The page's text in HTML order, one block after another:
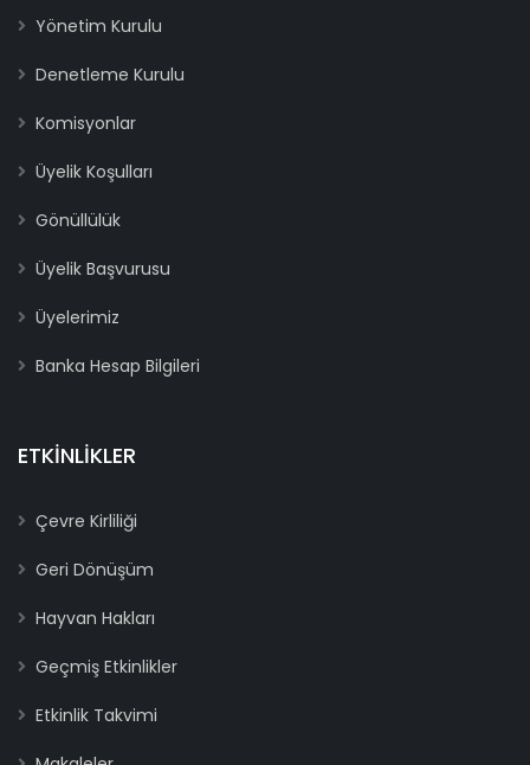
Yönetim Kurulu
Denetleme Kurulu
Komisyonlar
Üyelik Koşulları
Gönüllülük
Üyelik Başvurusu
Üyelerimiz
Banka Hesap Bilgileri
ETKINLIKLER
Çevre Kirliliği
Geri Dönüşüm
Hayvan Hakları
Geçmiş Etkinlikler
Etkinlik Takvimi